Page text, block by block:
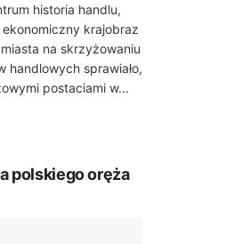
historia handlu,
ekonomiczny krajobraz
na skrzyżowaniu
handlowych sprawiało,
postaciami w...
polskiego oręża